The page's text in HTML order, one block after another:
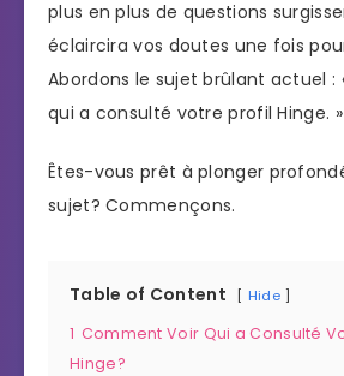
plus en plus de questions
éclaircira vos doutes une fois
Abordons le sujet brûlant actuel :
qui a consulté votre profil Hinge. »
Êtes-vous prêt à plonger
sujet? Commençons.
Table of Content Hide
1 Comment Voir Qui a Consulté
Hinge?